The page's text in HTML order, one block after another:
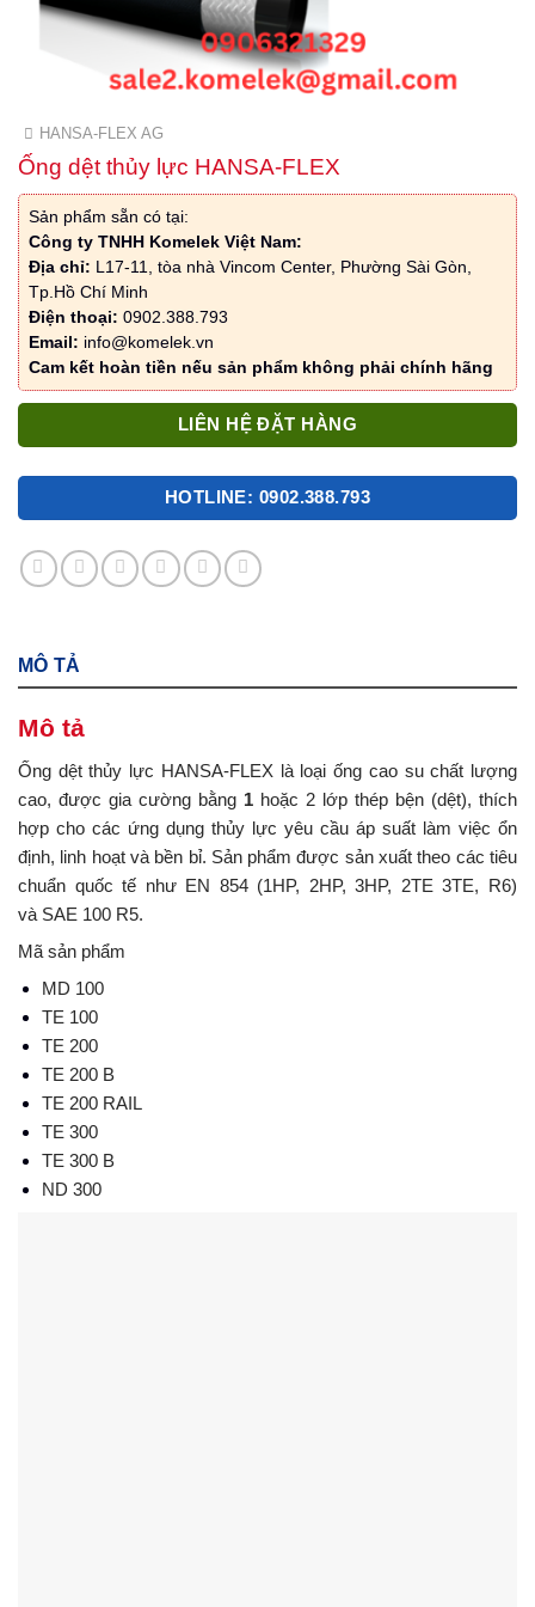
HANSA-FLEX AG
Ống dệt thủy lực HANSA-FLEX
Sản phẩm sẵn có tại:
Công ty TNHH Komelek Việt Nam:
Địa chỉ: L17-11, tòa nhà Vincom Center, Phường Sài Gòn,
Tp.Hồ Chí Minh
Điện thoại: 0902.388.793
Email: info@komelek.vn
Cam kết hoàn tiền nếu sản phẩm không phải chính hãng
LIÊN HỆ ĐẶT HÀNG
HOTLINE: 0902.388.793
MÔ TẢ
Mô tả
Ống dệt thủy lực HANSA-FLEX là loại ống cao su chất lượng
cao, được gia cường bằng 1 hoặc 2 lớp thép bện (dệt), thích
hợp cho các ứng dụng thủy lực yêu cầu áp suất làm việc ổn
định, linh hoạt và bền bỉ. Sản phẩm được sản xuất theo các tiêu
chuẩn quốc tế như EN 854 (1HP, 2HP, 3HP, 2TE 3TE, R6)
và SAE 100 R5.
Mã sản phẩm
MD 100
TE 100
TE 200
TE 200 B
TE 200 RAIL
TE 300
TE 300 B
ND 300